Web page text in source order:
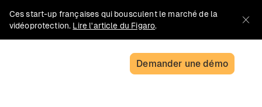
Ces start-up françaises qui bousculent le marché de la
vidéoprotection. Lire l'article du Figaro.
Demander une démo